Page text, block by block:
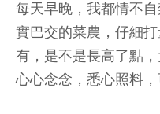
每天早晚，我都情不
實巴交的菜農，仔細
有，是不是長高了點，
心心念念，悉心照料，